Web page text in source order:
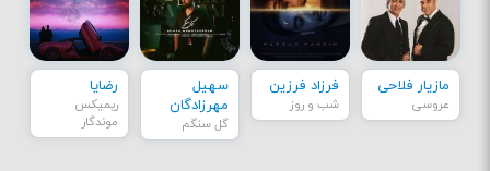
مازیار فلاحی
عروسی
فرزاد فرزین
شب و روز
سهیل
مهرزادگان
گل سنگم
رضایا
ریمیکس
موندگار